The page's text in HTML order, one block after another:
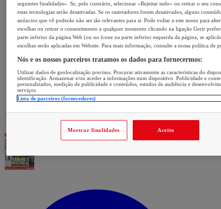
seguintes finalidades». Se, pelo contrário, selecionar «Rejeitar tudo» ou retirar o seu
estas tecnologias serão desativadas. Se os rastreadores forem desativados, alguns
anúncios que vê poderão não ser tão relevantes para si. Pode voltar a este menu para
escolhas ou retirar o consentimento a qualquer momento clicando na ligação Gerir
parte inferior da página Web (ou no ícone na parte inferior esquerda da página, se
escolhas serão aplicadas em Website. Para mais informação, consulte a nossa política de
Nós e os nossos parceiros tratamos os dados para fornecermos:
Utilizar dados de geolocalização precisos. Procurar ativamente as características do
identificação. Armazenar e/ou aceder a informações num dispositivo. Publicidade e
personalizados, medição de publicidade e conteúdos, estudos de audiência e
serviços.
Lista de parceiros (fornecedores)
Mostrar finalidades Aceito